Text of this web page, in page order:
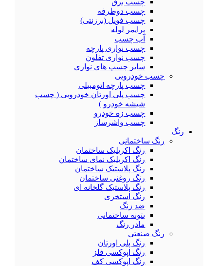
چسب برق
چسب دوطرفه
چسب فویل (برزنتی)
پرایمر لوله
آب چسب
چسب نواری پارچه
چسب نواری تفلون
سایر چسب های نواری
چسب خودرویی
چسب پارچه اتومبیلی
چسب پلی اورتان خودرویی ( چسب
شیشه خودرو )
چسب زه خودرو
چسب واشرساز
رنگ
رنگ ساختمانی
رنگ اکریلیک ساختمان
رنگ اکریلیک نمای ساختمان
رنگ پلاستیک ساختمان
رنگ روغنی ساختمان
رنگ پلاستیک گلخانه ای
رنگ استخری
ضد زنگ
بتونه ساختمانی
مادر رنگ
رنگ صنعتی
رنگ پلی اورتان
رنگ اپوکسی فلز
رنگ اپوکسی کف